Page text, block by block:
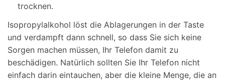
trocknen.
Isopropylalkohol löst die Ablagerungen in der Taste
und verdampft dann schnell, so dass Sie sich keine
Sorgen machen müssen, Ihr Telefon damit zu
beschädigen. Natürlich sollten Sie Ihr Telefon nicht
einfach darin eintauchen, aber die kleine Menge, die an